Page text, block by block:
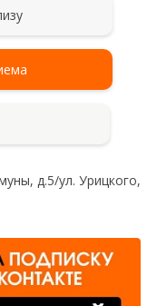
д.5/ул. Урицкого,